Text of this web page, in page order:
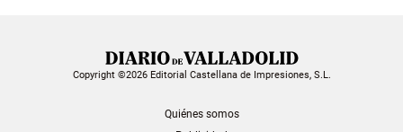
Copyright ©2026 Editorial Castellana de Impresiones, S.L.
Quiénes somos